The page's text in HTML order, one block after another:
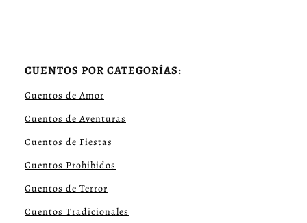
CUENTOS POR CATEGORÍAS:
Cuentos de Amor
Cuentos de Aventuras
Cuentos de Fiestas
Cuentos Prohibidos
Cuentos de Terror
Cuentos Tradicionales